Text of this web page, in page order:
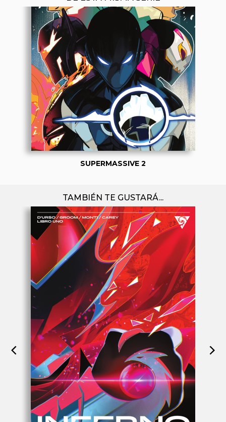
SUPERMASSIVE 2
TAMBIÉN TE GUSTARÁ...